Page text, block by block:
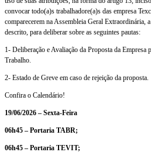
convocar todo(a)s trabalhadore(a)s das empresa
comparecerem na Assembleia Geral Extraordinária,
descrito, para deliberar sobre as seguintes pautas:
1- Deliberação e Avaliação da Proposta da
Trabalho.
2- Estado de Greve em caso de rejeição da proposta.
Confira o Calendário!
19/06/2026 – Sexta-Feira
06h45 – Portaria TABR;
06h45 – Portaria TEVIT;